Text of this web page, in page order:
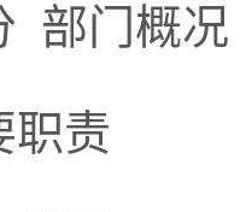
部门概况
职责